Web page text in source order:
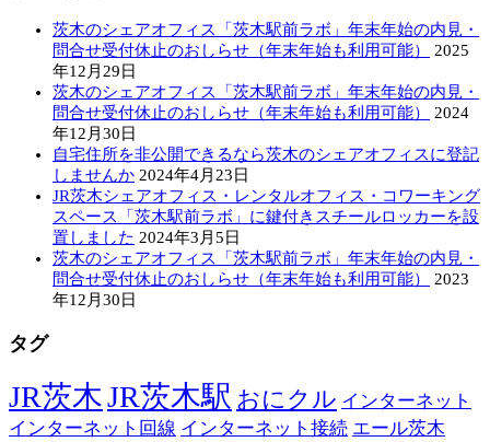
茨木のシェアオフィス「茨木駅前ラボ」年末年始の内見・
問合せ受付休止のおしらせ（年末年始も利用可能）
2025
年12月29日
茨木のシェアオフィス「茨木駅前ラボ」年末年始の内見・
問合せ受付休止のおしらせ（年末年始も利用可能）
2024
年12月30日
自宅住所を非公開できるなら茨木のシェアオフィスに登記
しませんか 2024年4月23日
JR茨木シェアオフィス・レンタルオフィス・コワーキング
スペース「茨木駅前ラボ」に鍵付きスチールロッカーを設
置しました 2024年3月5日
茨木のシェアオフィス「茨木駅前ラボ」年末年始の内見・
問合せ受付休止のおしらせ（年末年始も利用可能）
2023
年12月30日
タグ
JR茨木JR茨木駅 おにクル インターネット
インターネット回線 インターネット接続 エール茨木